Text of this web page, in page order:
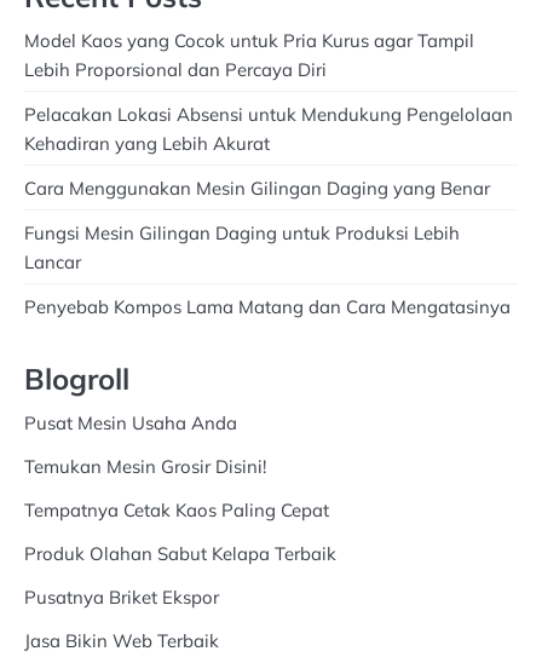
Model Kaos yang Cocok untuk Pria Kurus agar Tampil
Lebih Proporsional dan Percaya Diri
Pelacakan Lokasi Absensi untuk Mendukung Pengelolaan
Kehadiran yang Lebih Akurat
Cara Menggunakan Mesin Gilingan Daging yang Benar
Fungsi Mesin Gilingan Daging untuk Produksi Lebih
Lancar
Penyebab Kompos Lama Matang dan Cara Mengatasinya
Blogroll
Pusat Mesin Usaha Anda
Temukan Mesin Grosir Disini!
Tempatnya Cetak Kaos Paling Cepat
Produk Olahan Sabut Kelapa Terbaik
Pusatnya Briket Ekspor
Jasa Bikin Web Terbaik